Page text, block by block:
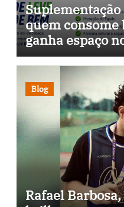
quem consome
ganha espaço
brasileiro
Blog
Rafael